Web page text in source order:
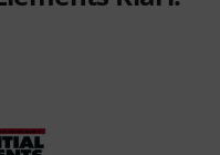
ocen klientów